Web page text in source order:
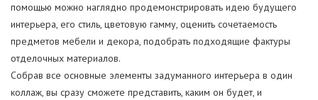
помощью можно наглядно продемонстрировать идею будущего
интерьера, его стиль, цветовую гамму, оценить сочетаемость
предметов мебели и декора, подобрать подходящие фактуры
отделочных материалов.
Собрав все основные элементы задуманного интерьера в один
коллаж, вы сразу сможете представить, каким он будет, и